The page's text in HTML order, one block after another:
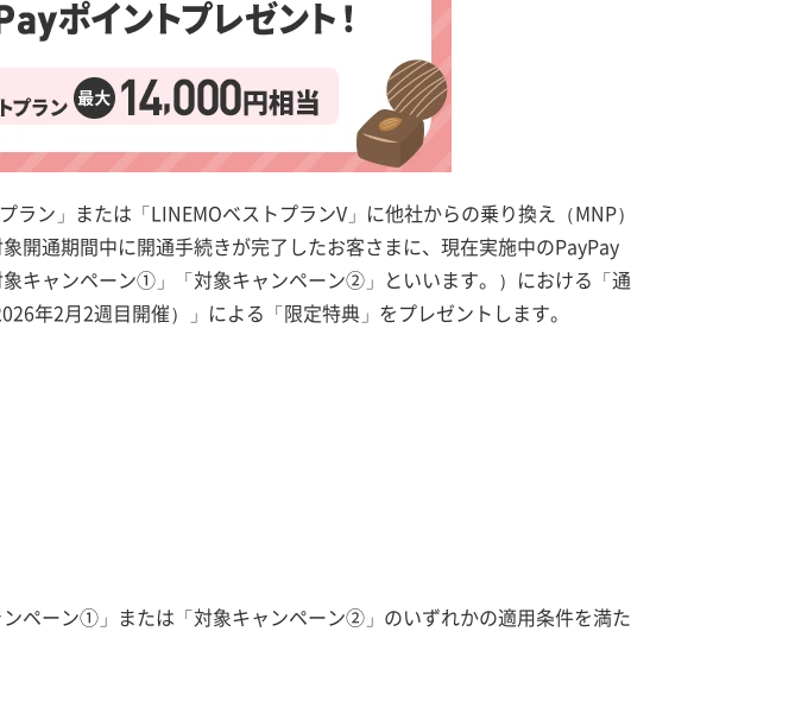
ン」または「LINEMOベストプランV」に他社からの乗り換え（MNP）
開通期間中に開通手続きが完了したお客さまに、現在実施中のPayPay
キャンペーン①」「対象キャンペーン②」といいます。）における「通
年2月2週目開催）」による「限定特典」をプレゼントします。
ペーン①」または「対象キャンペーン②」のいずれかの適用条件を満た